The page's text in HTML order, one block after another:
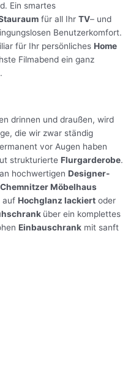
Ein smartes
für all Ihr TV– und
Benutzerkomfort.
für Ihr persönliches Home
Filmabend ein ganz
drinnen und draußen, wird
die wir zwar ständig
vor Augen haben
strukturierte Flurgarderobe.
hochwertigen Designer-
Chemnitzer Möbelhaus
auf Hochglanz lackiert oder
über ein komplettes
Einbauschrank mit sanft